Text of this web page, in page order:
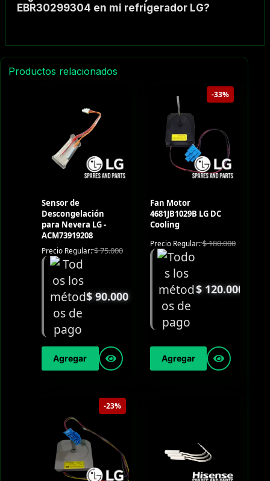
EBR30299304 en mi refrigerador LG?
Productos relacionados
Sensor de
Descongelación
para Nevera LG -
ACM73919208
Precio Regular:$75.000
$90.000
Agregar
-33%
Fan Motor
4681JB1029B LG DC
Cooling
Precio Regular:$180.000
$120.000
Agregar
-23%